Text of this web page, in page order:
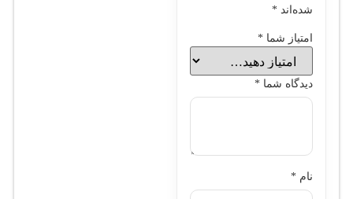
شده‌اند *
امتیاز شما *
دیدگاه شما *
نام *